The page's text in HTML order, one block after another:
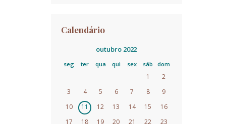
Calendário
outubro 2022
seg ter qua qui sex sáb dom
1
2
3
4 5 6 7 8
9
10
11 12 13 14 15
16
17
18 19 20 21 22 23